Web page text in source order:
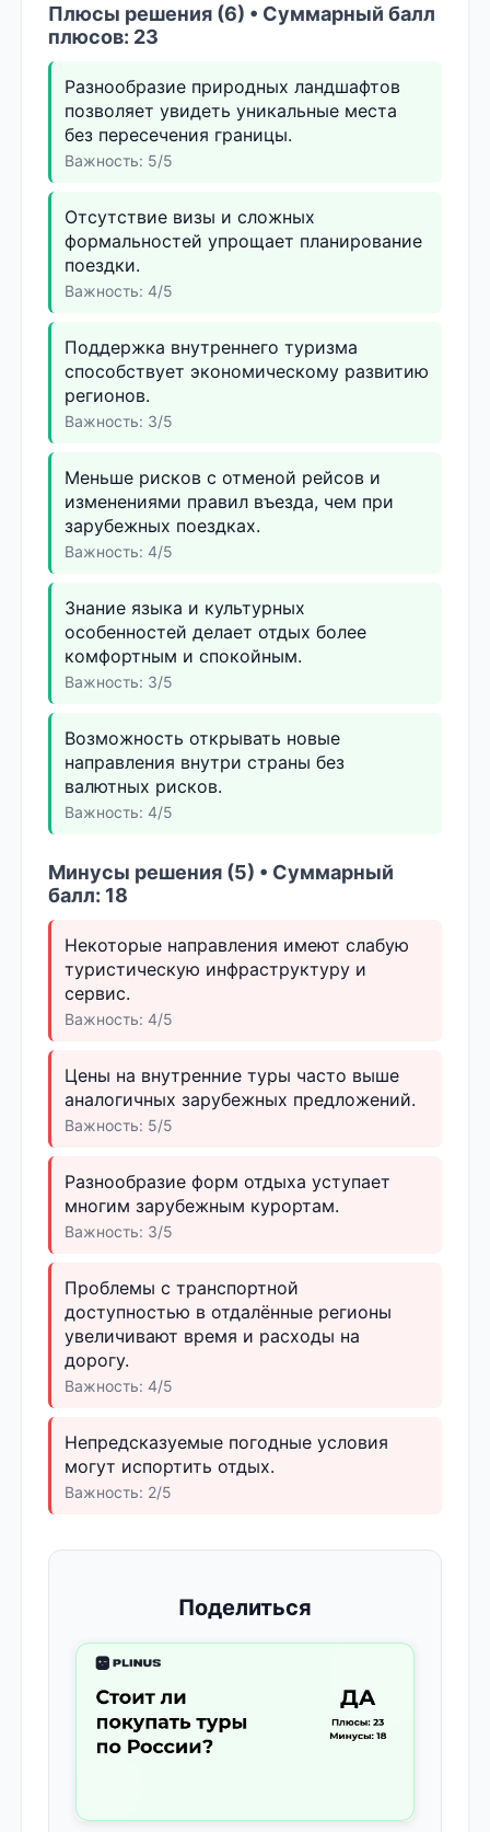
Плюсы решения (6) • Суммарный балл
плюсов: 23
Разнообразие природных ландшафтов
позволяет увидеть уникальные места
без пересечения границы.
Важность: 5/5
Отсутствие визы и сложных
формальностей упрощает планирование
поездки.
Важность: 4/5
Поддержка внутреннего туризма
способствует экономическому развитию
регионов.
Важность: 3/5
Меньше рисков с отменой рейсов и
изменениями правил въезда, чем при
зарубежных поездках.
Важность: 4/5
Знание языка и культурных
особенностей делает отдых более
комфортным и спокойным.
Важность: 3/5
Возможность открывать новые
направления внутри страны без
валютных рисков.
Важность: 4/5
Минусы решения (5) • Суммарный
балл: 18
Некоторые направления имеют слабую
туристическую инфраструктуру и
сервис.
Важность: 4/5
Цены на внутренние туры часто выше
аналогичных зарубежных предложений.
Важность: 5/5
Разнообразие форм отдыха уступает
многим зарубежным курортам.
Важность: 3/5
Проблемы с транспортной
доступностью в отдалённые регионы
увеличивают время и расходы на
дорогу.
Важность: 4/5
Непредсказуемые погодные условия
могут испортить отдых.
Важность: 2/5
Поделиться